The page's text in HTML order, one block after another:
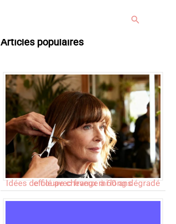
Rechercher
Articles populaires
Idées de coupe cheveux mi long dégradé effilé avec frange à 60 ans